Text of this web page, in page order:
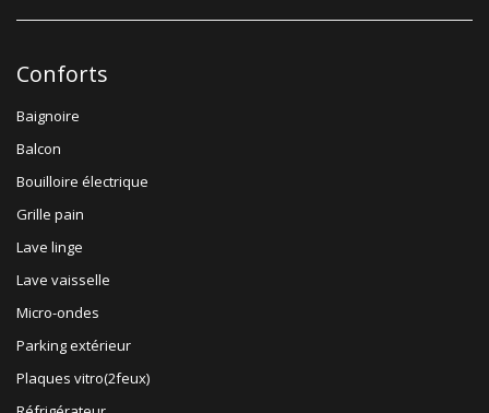
Conforts
Baignoire
Balcon
Bouilloire électrique
Grille pain
Lave linge
Lave vaisselle
Micro-ondes
Parking extérieur
Plaques vitro(2feux)